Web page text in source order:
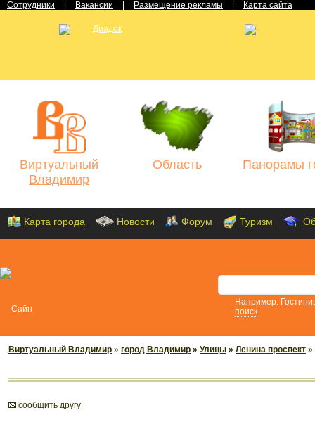
Сотрудники Вакансии Размещение рекламы Карта сайта
Виртуальный
Владимир
Область Панорамы
Карта города Новости Форум Туризм
Например:
поиск
Виртуальный Владимир » город Владимир » Улицы » Ленина проспект »
cообщить другу